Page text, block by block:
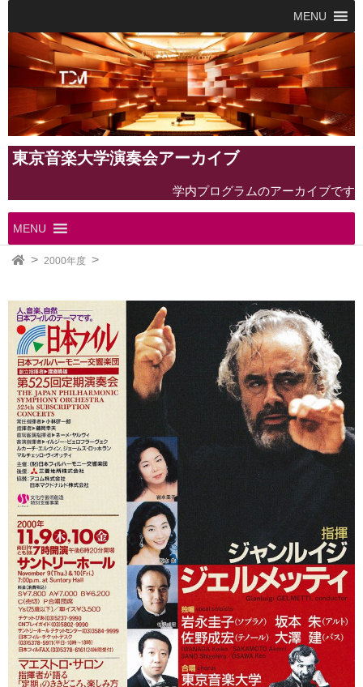
MENU
東京音楽大学演奏会アーカイブ
学内プログラムのアーカイブです
MENU
2000年度